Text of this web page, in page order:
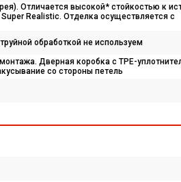
Отличается высокой* стойкостью к
Realistic. Отделка осуществляется с
обработкой не используем
Дверная коробка с TPE-
со стороны петель